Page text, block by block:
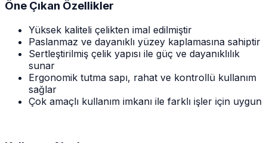
Öne Çıkan Özellikler
Yüksek kaliteli çelikten imal edilmiştir
Paslanmaz ve dayanıklı yüzey kaplamasına sahiptir
Sertleştirilmiş çelik yapısı ile güç ve dayanıklılık
sunar
Ergonomik tutma sapı, rahat ve kontrollü kullanım
sağlar
Çok amaçlı kullanım imkanı ile farklı işler için uygun